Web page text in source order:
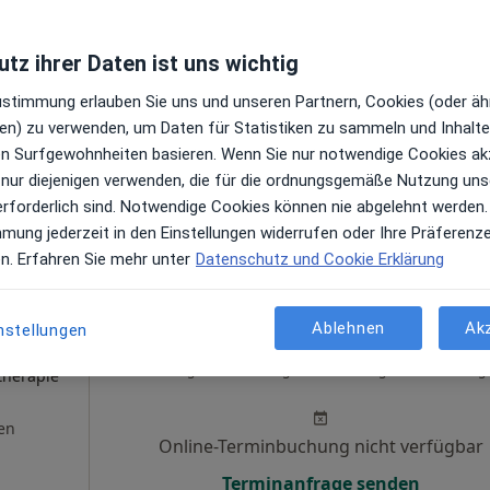
Online-Terminbuchung nicht verfügbar
Terminanfrage senden
·
Morgen So, Mo,
Online-Terminbuchung nicht verfügbar
Terminanfrage senden
ihrer Daten ist uns wichtig
erlauben Sie uns und unseren Partnern, Cookies (oder
zu verwenden, um Daten für Statistiken zu sammeln und
Surfgewohnheiten basieren. Wenn Sie nur notwendige Cookies
diejenigen verwenden, die für die ordnungsgemäße Nutzung
sind. Notwendige Cookies können nie abgelehnt
jederzeit in den Einstellungen widerrufen oder Ihre
Erfahren Sie mehr unter Datenschutz und Cookie Erklärung
Ablehnen